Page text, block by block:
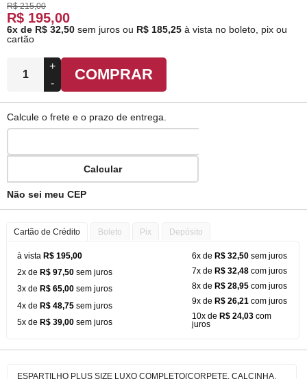
R$ 215,00
R$ 195,00
6x de R$ 32,50 sem juros ou R$ 185,25 à vista no boleto, pix ou
cartão
+
-
COMPRAR
Calcule o frete e o prazo de entrega.
Calcular
Não sei meu CEP
Cartão de Crédito Boleto Pix Depósito
à vista R$ 195,00
2x de R$ 97,50 sem juros
3x de R$ 65,00 sem juros
4x de R$ 48,75 sem juros
5x de R$ 39,00 sem juros
6x de R$ 32,50 sem juros
7x de R$ 32,48 com juros
8x de R$ 28,95 com juros
9x de R$ 26,21 com juros
10x de R$ 24,03 com
juros
ESPARTILHO PLUS SIZE LUXO COMPLETO(CORPETE, CALCINHA,